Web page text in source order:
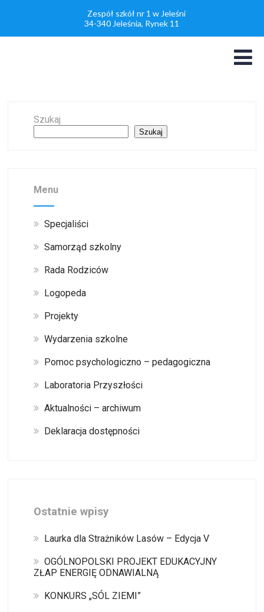
Zespół szkół nr 1 w Jeleśni
34-340 Jeleśnia, Rynek 11
Szukaj
Szukaj
Menu
Specjaliści
Samorząd szkolny
Rada Rodziców
Logopeda
Projekty
Wydarzenia szkolne
Pomoc psychologiczno – pedagogiczna
Laboratoria Przyszłości
Aktualności – archiwum
Deklaracja dostępności
Ostatnie wpisy
Laurka dla Strażników Lasów – Edycja V
OGÓLNOPOLSKI PROJEKT EDUKACYJNY
ZŁAP ENERGIĘ ODNAWIALNĄ
KONKURS „SÓL ZIEMI”